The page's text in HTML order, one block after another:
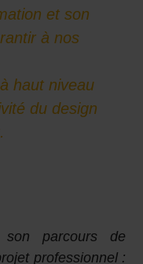
et son
à nos
haut niveau
du design
parcours de
professionnel :